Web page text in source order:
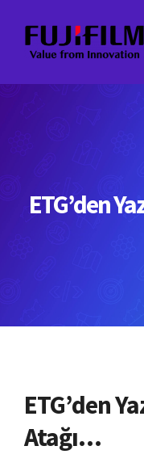
content
ETG’den
ETG’den
Atağı…